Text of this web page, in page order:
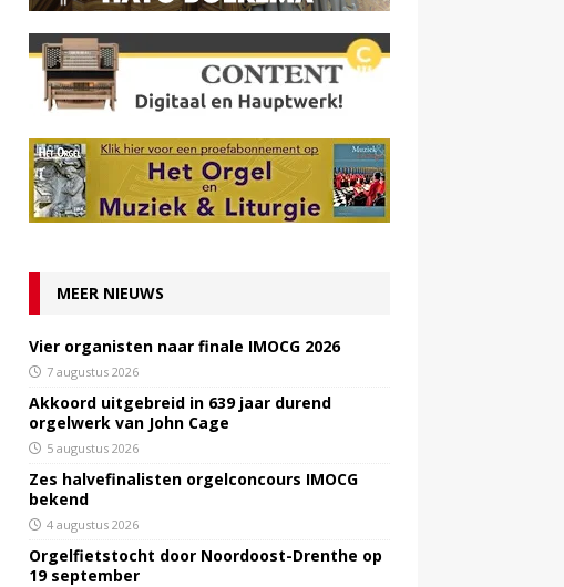
MEER NIEUWS
Vier organisten naar finale IMOCG 2026
7 augustus 2026
Akkoord uitgebreid in 639 jaar durend
orgelwerk van John Cage
5 augustus 2026
Zes halvefinalisten orgelconcours IMOCG
bekend
4 augustus 2026
Orgelfietstocht door Noordoost-Drenthe op
19 september